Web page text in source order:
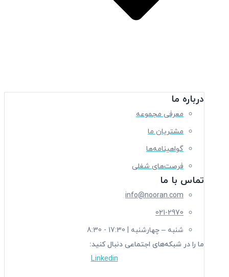
درباره ما
معرفی مجموعه
مشتریان ما
گواهینامه‌ها
فرصت‌های شغلی
تماس با ما
info@nooran.com
021-2970
شنبه – چهارشنبه | 17:30 - 8:30
ما را در شبکه‌های اجتماعی دنبال کنید:
Linkedin